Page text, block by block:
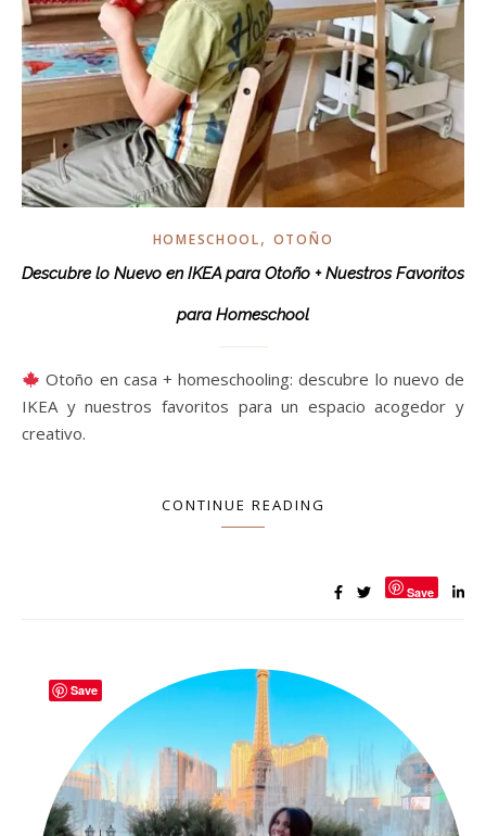
HOMESCHOOL, OTOÑO
Descubre lo Nuevo en IKEA para Otoño + Nuestros Favoritos
para Homeschool
Otoño en casa + homeschooling: descubre lo nuevo de
IKEA y nuestros favoritos para un espacio acogedor y
creativo.
CONTINUE READING
Save
Save